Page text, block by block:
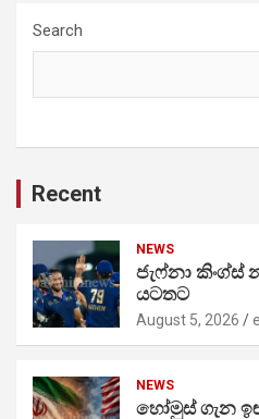
Search
Recent
NEWS
ජැෆ්නා
යටතට
August 5, 2026
NEWS
හෝමුස් ගැන